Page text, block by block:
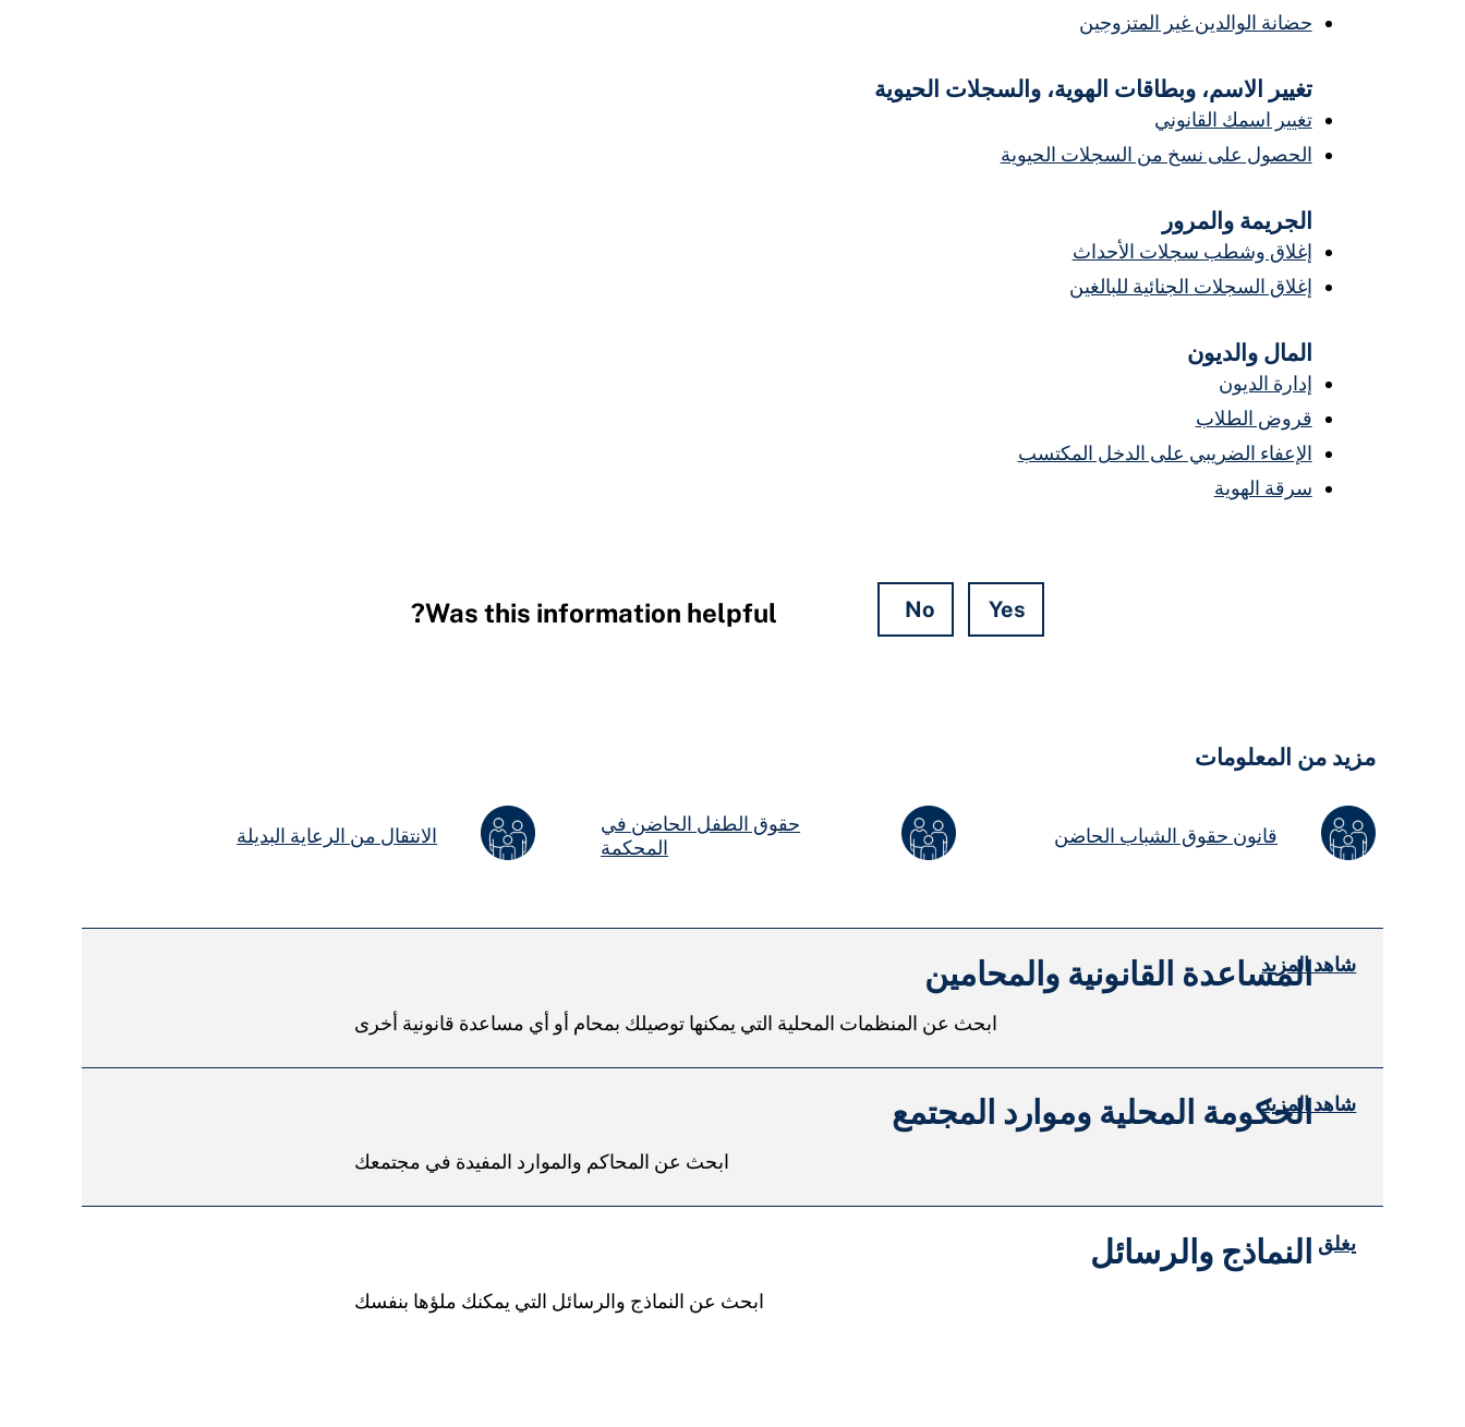
حضانة الوالدين غير المتزوجين
تغيير الاسم، وبطاقات الهوية، والسجلات الحيوية
تغيير اسمك القانوني
الحصول على نسخ من السجلات الحيوية
الجريمة والمرور
إغلاق وشطب سجلات الأحداث
إغلاق السجلات الجنائية للبالغين
المال والديون
إدارة الديون
قروض الطلاب
الإعفاء الضريبي على الدخل المكتسب
سرقة الهوية
Was this information helpful? Yes
No
مزيد من المعلومات
قانون حقوق الشباب الحاضن
حقوق الطفل الحاضن في
المحكمة
الانتقال من الرعاية البديلة
المساعدة القانونية والمحامين
ابحث عن المنظمات المحلية التي يمكنها توصيلك بمحام أو أي مساعدة قانونية أخرى
شاهد المزيد
الحكومة المحلية وموارد المجتمع
ابحث عن المحاكم والموارد المفيدة في مجتمعك
شاهد المزيد
النماذج والرسائل
ابحث عن النماذج والرسائل التي يمكنك ملؤها بنفسك
يغلق